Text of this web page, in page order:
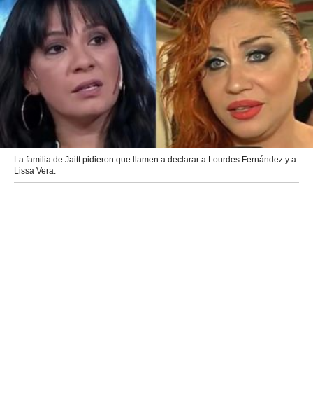
La familia de Jaitt pidieron que llamen a declarar a Lourdes Fernández y a
Lissa Vera.